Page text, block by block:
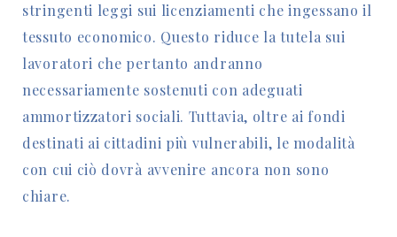
stringenti leggi sui licenziamenti che ingessano il
tessuto economico. Questo riduce la tutela sui
lavoratori che pertanto andranno
necessariamente sostenuti con adeguati
ammortizzatori sociali. Tuttavia, oltre ai fondi
destinati ai cittadini più vulnerabili, le modalità
con cui ciò dovrà avvenire ancora non sono
chiare.